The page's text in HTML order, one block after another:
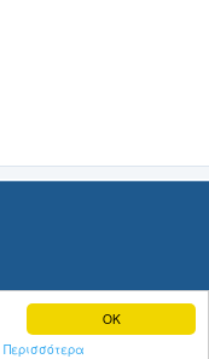
OK
Περισσότερα